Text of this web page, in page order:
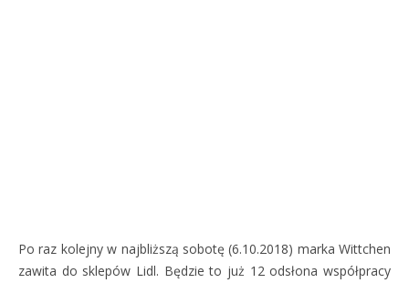
Po raz kolejny w najbliższą sobotę (6.10.2018) marka Wittchen
zawita do sklepów Lidl. Będzie to już 12 odsłona współpracy